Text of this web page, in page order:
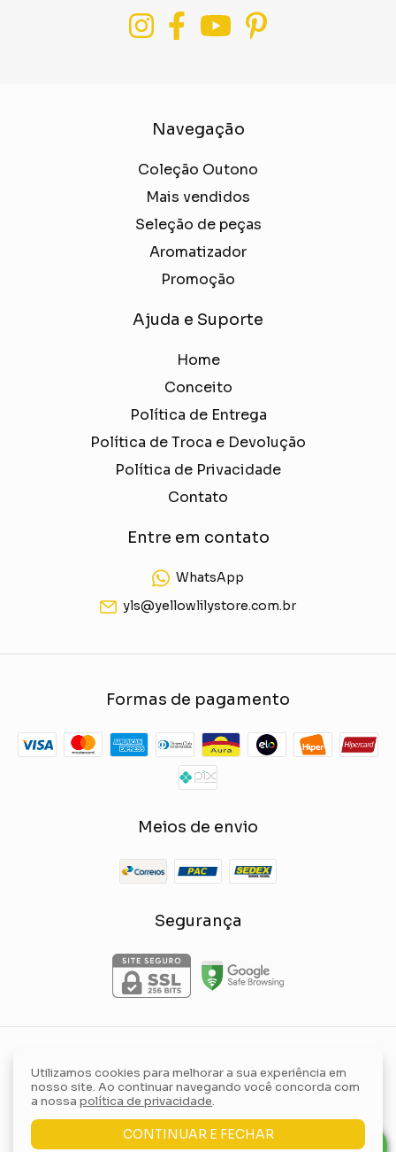
Utilizamos cookies para melhorar a sua experiência em
nosso site. Ao continuar navegando você concorda com
a nossa política de privacidade.
CONTINUAR E FECHAR
Navegação
Coleção Outono
Mais vendidos
Seleção de peças
Aromatizador
Promoção
Ajuda e Suporte
Home
Conceito
Política de Entrega
Política de Troca e Devolução
Política de Privacidade
Contato
Entre em contato
WhatsApp
yls@yellowlilystore.com.br
Formas de pagamento
Meios de envio
Segurança
Store
©2026. Yellow Lily Store Comércio de Roupas e Acessórios Ltda -
36554614000162. Todos os direitos reservados.